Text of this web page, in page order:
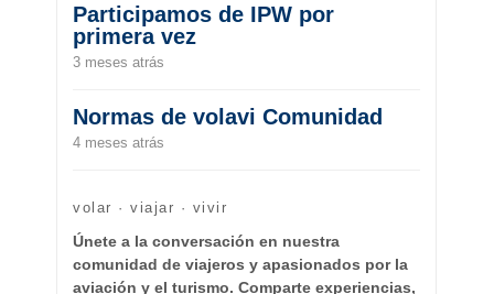
Participamos de IPW por
primera vez
3 meses atrás
Normas de volavi Comunidad
4 meses atrás
volar · viajar · vivir
Únete a la conversación en nuestra
comunidad de viajeros y apasionados por la
aviación y el turismo. Comparte experiencias,